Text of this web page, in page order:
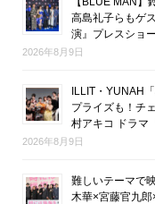
高島礼子らもゲ
演』プレスショ
2026年8月9日
ILLIT・YUNAH
プライズも！チ
村アキコ ドラマ
2026年8月9日
難しいテーマで
木華×宮藤官九